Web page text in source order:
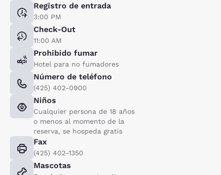
Registro de entrada
3:00 PM
Check-Out
11:00 AM
Prohibido fumar
Hotel para no fumadores
Número de teléfono
(425) 402-0900
Niños
Cualquier persona de 18 años
o menos al momento de la
reserva, se hospeda gratis
Fax
(425) 402-1350
Mascotas